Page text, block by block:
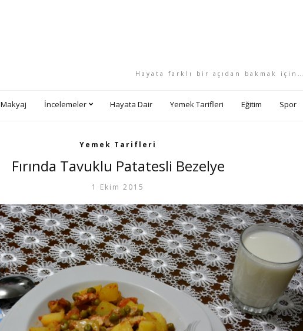
Hayata farklı bir açıdan bakmak için…
Makyaj İncelemeler Hayata Dair Yemek Tarifleri Eğitim Spor
Yemek Tarifleri
Fırında Tavuklu Patatesli Bezelye
1 Ekim 2015